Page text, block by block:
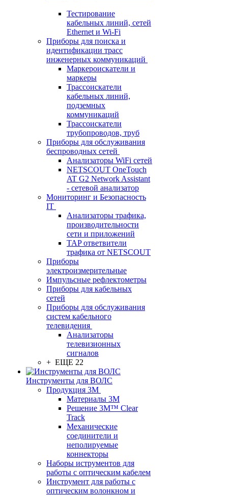
Тестирование
кабельных линий, сетей
Ethernet и Wi-Fi
Приборы для поиска и
идентификации трасс
инженерных коммуникаций
Маркероискатели и
маркеры
Трассоискатели
кабельных линий,
подземных
коммуникаций
Трассоискатели
трубопроводов, труб
Приборы для обслуживания
беспроводных сетей
Анализаторы WiFi сетей
NETSCOUT OneTouch
AT G2 Network Assistant
- сетевой анализатор
Мониторинг и Безопасность
IT
Анализаторы трафика,
производительности
сети и приложений
TAP ответвители
трафика от NETSCOUT
Приборы
электроизмерительные
Импульсные рефлектометры
Приборы для кабельных
сетей
Приборы для обслуживания
систем кабельного
телевидения
Анализаторы
телевизионных
сигналов
+ ЕЩЕ 22
Инструменты для ВОЛС
Продукция 3M
Материалы 3М
Решение 3M™ Clear
Track
Механические
соединители и
неполируемые
коннекторы
Наборы иструментов для
работы с оптическим кабелем
Инструмент для работы с
оптическим волонкном и